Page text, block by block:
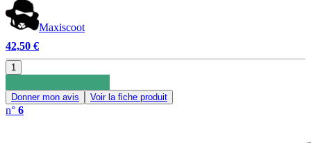
Maxiscoot
42,50 €
1
Donner mon avis Voir la fiche produit
n° 6